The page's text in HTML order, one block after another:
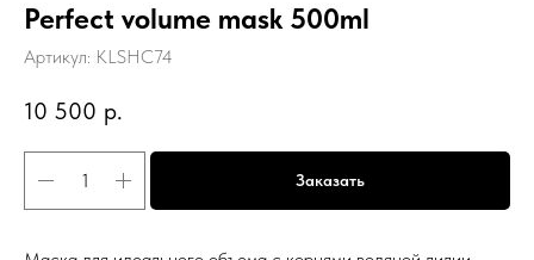
Perfect volume mask 500ml
Артикул: KLSHC74
10 500 р.
Заказать